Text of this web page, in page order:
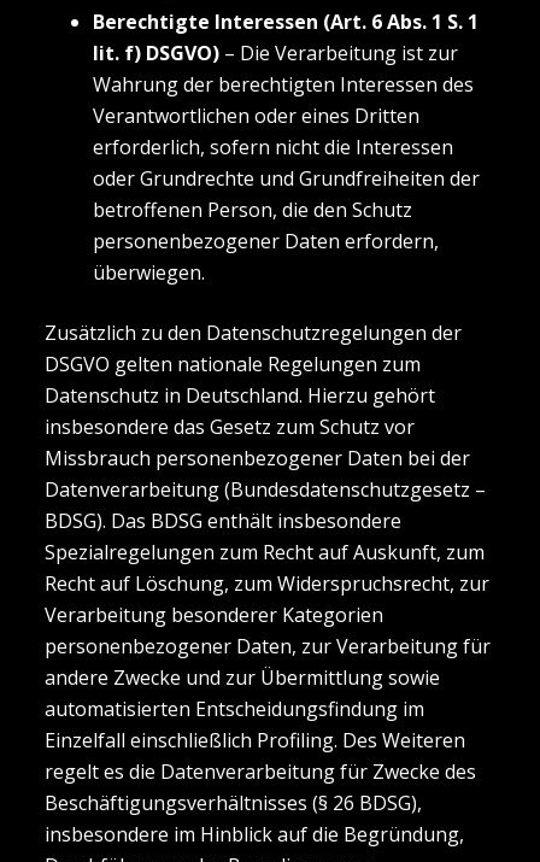
Berechtigte Interessen (Art. 6 Abs. 1 S. 1
lit. f) DSGVO)– Die Verarbeitung ist zur
Wahrung der berechtigten Interessen des
Verantwortlichen oder eines Dritten
erforderlich, sofern nicht die Interessen
oder Grundrechte und Grundfreiheiten der
betroffenen Person, die den Schutz
personenbezogener Daten erfordern,
überwiegen.
Zusätzlich zu den Datenschutzregelungen der
DSGVO gelten nationale Regelungen zum
Datenschutz in Deutschland. Hierzu gehört
insbesondere das Gesetz zum Schutz vor
Missbrauch personenbezogener Daten bei der
Datenverarbeitung (Bundesdatenschutzgesetz –
BDSG). Das BDSG enthält insbesondere
Spezialregelungen zum Recht auf Auskunft, zum
Recht auf Löschung, zum Widerspruchsrecht, zur
Verarbeitung besonderer Kategorien
personenbezogener Daten, zur Verarbeitung für
andere Zwecke und zur Übermittlung sowie
automatisierten Entscheidungsfindung im
Einzelfall einschließlich Profiling. Des Weiteren
regelt es die Datenverarbeitung für Zwecke des
Beschäftigungsverhältnisses (§ 26 BDSG),
insbesondere im Hinblick auf die Begründung,